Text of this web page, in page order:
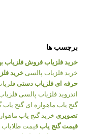
برچسب ها
خرید فلزیاب فروش فلزیاب
خرید فلزیاب پالسی خرید
حرفه ای فلزیاب دستی
اندروید فلزیاب پالسی
گنج یاب ماهواره ای گنج
تصویری خرید گنج یاب
قیمت گنج یاب قیمت طلایاب